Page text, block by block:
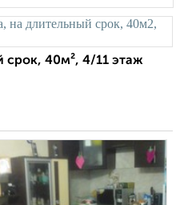
срок, 40м², 4/11 этаж